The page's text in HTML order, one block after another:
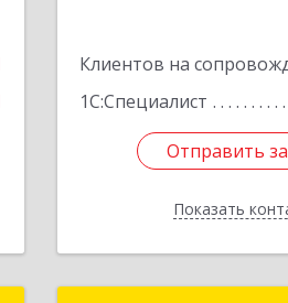
Клиентов на
1С:Специалист
Отправить
Показать
Отправить
Назад